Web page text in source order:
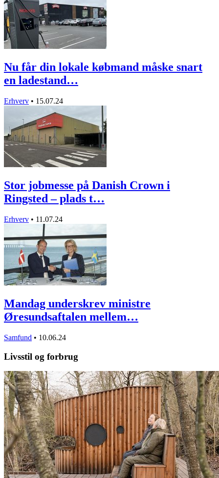
Nu får din lokale købmand måske snart
en ladestand…
Erhverv • 15.07.24
Stor jobmesse på Danish Crown i
Ringsted – plads t…
Erhverv • 11.07.24
Mandag underskrev ministre
Øresundsaftalen mellem…
Samfund • 10.06.24
Livsstil og forbrug